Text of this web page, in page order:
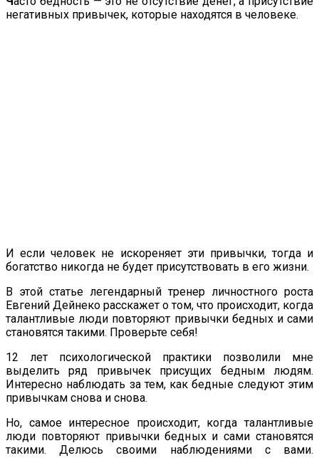
негативных привычек, которые находятся в человеке.
И если человек не искореняет эти привычки, тогда и
богатство никогда не будет присутствовать в его жизни.
В этой статье легендарный тренер личностного роста
Евгений Дейнеко расскажет о том, что происходит, когда
талантливые люди повторяют привычки бедных и сами
становятся такими. Проверьте себя!
12 лет психологической практики позволили мне
выделить ряд привычек присущих бедным людям.
Интересно наблюдать за тем, как бедные следуют этим
привычкам снова и снова.
Но, самое интересное происходит, когда талантливые
люди повторяют привычки бедных и сами становятся
такими. Делюсь своими наблюдениями с вами.